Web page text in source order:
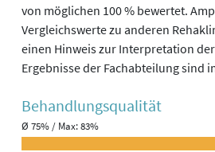
von möglichen 100 % bewertet.
Vergleichswerte zu anderen
einen Hinweis zur Interpretation
Ergebnisse der Fachabteilung sind
Behandlungs­qualität
Ø 75% / Max: 83%